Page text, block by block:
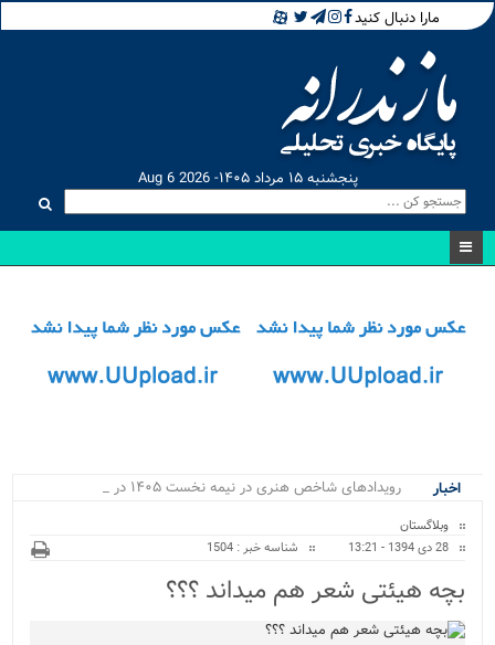
مارا دنبال کنید
پنجشنبه ۱۵ مرداد ۱۴۰۵- Aug 6 2026
اخبار
رویدادهای شاخص هنری در نیمه نخست ۱۴۰۵ در مازندر_
وبلاگستان
28 دی 1394 - 13:21
شناسه خبر : 1504
بچه هیئتی شعر هم میداند ؟؟؟